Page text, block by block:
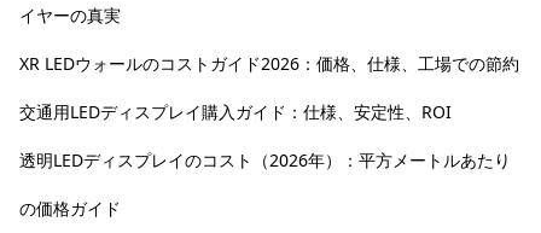
イヤーの真実
XR LEDウォールのコストガイド2026：価格、仕様、工場での節約
交通用LEDディスプレイ購入ガイド：仕様、安定性、ROI
透明LEDディスプレイのコスト（2026年）：平方メートルあたり
の価格ガイド